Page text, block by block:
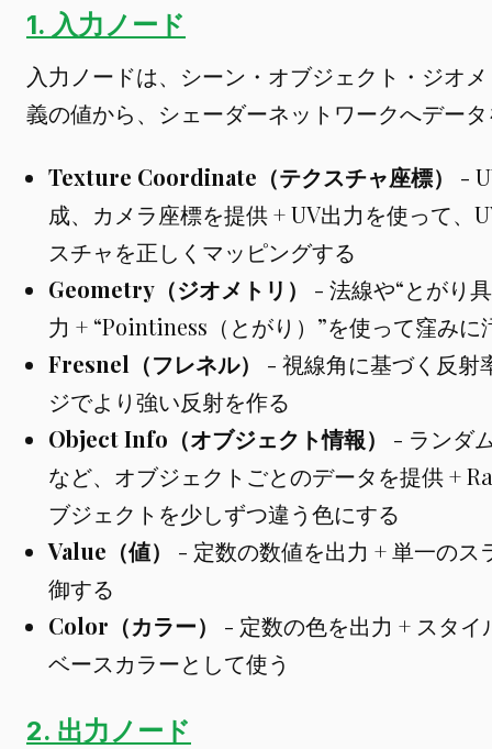
1. 入力ノード
入力ノードは、シーン・オブジェクト・ジオ
義の値から、シェーダーネットワークへデー
Texture Coordinate（テクスチャ座標）
-
成、カメラ座標を提供 + UV出力を使って、
スチャを正しくマッピングする
Geometry（ジオメトリ）
- 法線や“とがり
力 + “Pointiness（とがり）”を使って窪み
Fresnel（フレネル）
- 視線角に基づく反射
ジでより強い反射を作る
Object Info（オブジェクト情報）
- ランダ
など、オブジェクトごとのデータを提供 +
ブジェクトを少しずつ違う色にする
Value（値）
- 定数の数値を出力 + 単一のス
御する
Color（カラー）
- 定数の色を出力 + スタ
ベースカラーとして使う
2. 出力ノード